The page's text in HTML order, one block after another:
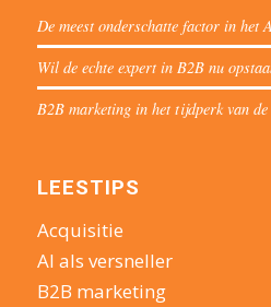
De meest onderschatte factor in het
Wil de echte expert in B2B nu
B2B marketing in het tijdperk van
LEESTIPS
Acquisitie
AI als versneller
B2B marketing